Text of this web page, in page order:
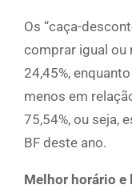
Os “caça-
comprar igual ou
24,45%,
menos em
75,54%, ou seja,
BF deste ano.
Melhor horário e